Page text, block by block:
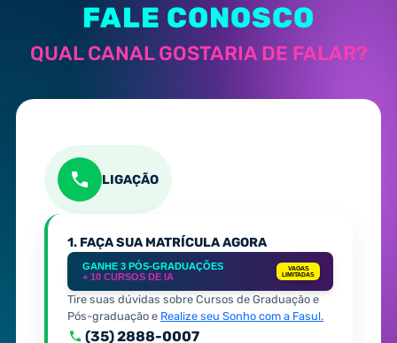
FALE CONOSCO
QUAL CANAL GOSTARIA DE FALAR?
LIGAÇÃO
1. FAÇA SUA MATRÍCULA AGORA
GANHE 3 PÓS-GRADUAÇÕES
+ 10 CURSOS DE IA
VAGAS
LIMITADAS
Tire suas dúvidas sobre Cursos de Graduação e
Pós-graduação e Realize seu Sonho com a Fasul.
(35) 2888-0007